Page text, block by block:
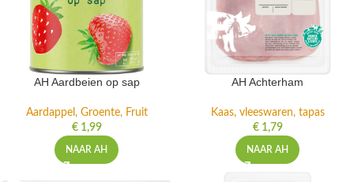
AH Aardbeien op sap
Aardappel, Groente, Fruit
€1,99
NAAR AH
AH Achterham
Kaas, vleeswaren, tapas
€1,79
NAAR AH